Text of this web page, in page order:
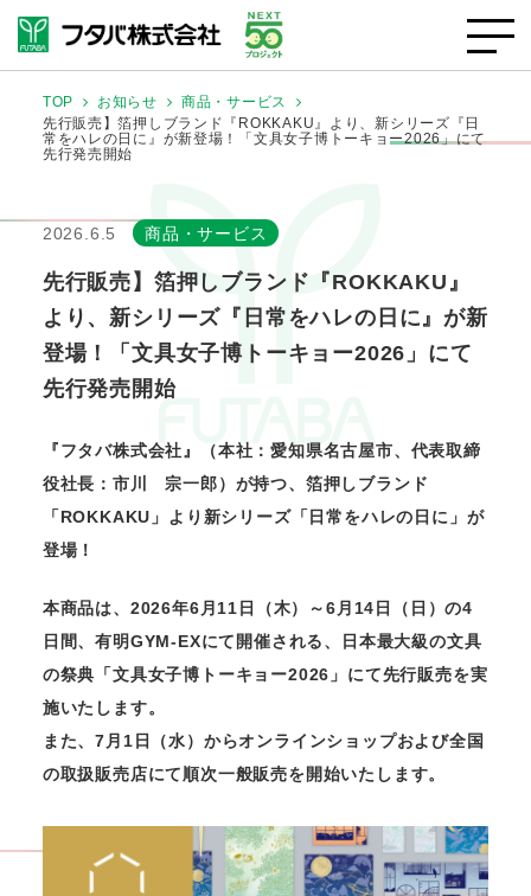
TOP お知らせ
商品・サービス
先行販売】箔押しブランド『ROKKAKU』より、新シリーズ『日
常をハレの日に』が新登場！「文具女子博トーキョー2026」にて
先行発売開始
2026.6.5 商品・サービス
先行販売】箔押しブランド『ROKKAKU』
より、新シリーズ『日常をハレの日に』が新
登場！「文具女子博トーキョー2026」にて
先行発売開始
『フタバ株式会社』（本社：愛知県名古屋市、代表取締
役社長：市川 宗一郎）が持つ、箔押しブランド
「ROKKAKU」より新シリーズ「日常をハレの日に」が
登場！
本商品は、2026年6月11日（木）～6月14日（日）の4
日間、有明GYM-EXにて開催される、日本最大級の文具
の祭典「文具女子博トーキョー2026」にて先行販売を実
施いたします。
また、7月1日（水）からオンラインショップおよび全国
の取扱販売店にて順次一般販売を開始いたします。